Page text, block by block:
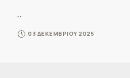
03 ΔΕΚΕΜΒΡΙΟΥ 2025